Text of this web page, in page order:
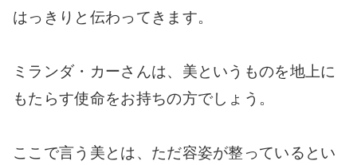
はっきりと伝わってきます。
ミランダ・カーさんは、美というものを地上に
もたらす使命をお持ちの方でしょう。
ここで言う美とは、ただ容姿が整っているとい